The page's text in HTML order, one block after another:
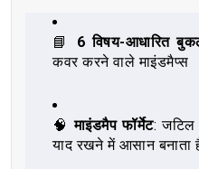
📘 6 विषय-आधारित
कवर करने वाले माइंडमैप्स
🧠माइंडमैप फॉर्मेट: जटिल
याद रखने में आसान बनाता